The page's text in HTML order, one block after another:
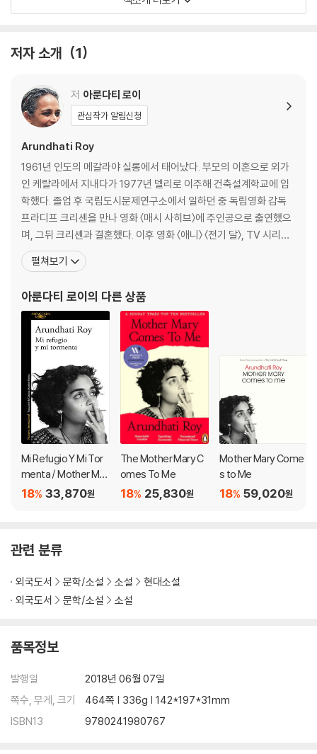
고국을 바라보는 눈길은 타자를 향한 대상화의 시선이 아니라 공감과 연민
그 시선은 매일같이 수많은 이들의 삶이 무참하게 저무는 황폐한 땅 위에
리는 곳까지 가닿는다.
아룬다티 로이는 『지복의 성자』를 10년 동안 집필했다. 이야기의 씨앗을
까지 재촉하지 않고 묵묵히 기다렸다. 그렇게 기나긴 숙고의 시간을 거쳐
섬세하고 생동감 넘치는 언어로 쌓아올린 이 작품 속에서는 모든 것이 살
아 있다. 인물과 동식물뿐 아니라 사물과 공간까지도. 중요한 것은 이러한
생동감이 단순한 문학적 기교가 아니라 작가가 추구하는 작품 세계의 본질
이라는 점이다. 로이가 지향하는 문학은 그저 눈으로 감상하는 평면적인
풍경이 아니라 독자들이 직접 거닐며 체험할 수 있는 삼차원적인 공간이
본모습을 거짓 없이 보여줄 수 있다고 말한다. 그러나 『지복의 성자』가 정
치적인 선언이라는 평가에 대해서는, “소설은 현실을 다루어야 하지만, 나
는 현실을 다루기 위해 이 소설을 쓴 것이 아니라, 그저 현실을 외면하지 않
았을 뿐”([보그] 인터뷰 중에서)이라 반박했다. 물론 이 작품은 인도가 영
국으로부터 분리독립한 이후 분쟁과 내전이 끊이지 않는 카슈미르의 현실
과, 2002년 구자라트에서 이슬람교도를 상대로 벌어진 학살 등 실제 사건
을 바탕으로 하고 있다. 그러나 그러한 역사적 사건들은 작품 외적인 맥락
때문이 아니라, 등장인물들이 처한 작품 내적인 현실로서 온전히 기능하기
에 설득력을 가진다. 그리고 그럴 때에야, 소설이 소설로서 완전할 때에야
문학은 현실에 균열을 일으킬 수 있다. 로이는 20년 전에 그랬던 것처럼,
오직 훌륭한 문학만이 낼 수 있는 목소리로 세상의 작은 존재들에게 진실
한 애도와 사랑과 혁명의 시를 바친다.
THE MAN BOOKER PRIZE 2017
'A sprawling kaleidoscopic fable' Guardian, Book of the Year *
'A dazzling return to form' Independent
NING AUTHOR OF THE GOD OF SMALL THINGS
'An astonishing intimate epic. This is the novel one hoped Arun
dhati Roy would write about India' Daily Telegraph
'At magic hour; when the sun has gone but the light has not, ar
저자 소개 1
저 아룬다티 로이
관심작가 알림신청
Arundhati Roy
1961년 인도의 메갈라야 실롱에서 태어났다. 부모의 이혼으로 외가
인 케랄라에서 지내다가 1977년 델리로 이주해 건축설계학교에 입
학했다. 졸업 후 국립도시문제연구소에서 일하던 중 독립영화 감독
프라디프 크리셴을 만나 영화 〈매시 사히브〉에 주인공으로 출연했으
며, 그뒤 크리셴과 결혼했다. 이후 영화 〈애니〉 〈전기 달〉, TV 시리즈
〈바르가드〉 등을 크리셴과 작업하고 영화 비평 「인도의 대단한 강간
팔이」를 발표하는 등 영화인으로서 이력을 쌓아가던 로이는, 상업적
학으로 방향을 튼다. 1992년부터 집필에 몰두해 19
펼쳐보기
아룬다티 로이 의 다른 상품
Mi Refugio Y Mi Tor
menta / Mother Mar
y Comes to Me
33,870원
18%
The Mother Mary C
omes To Me
25,830원
18%
Mother Mary Come
s to Me
59,020원
18%
관련 분류
외국도서 문학/소설 소설
현대소설
외국도서
문학/소설 소설
품목정보
발행일
2018년 06월 07일
쪽수, 무게, 크기
464쪽 | 336g | 142*197*31mm
ISBN13
9780241980767